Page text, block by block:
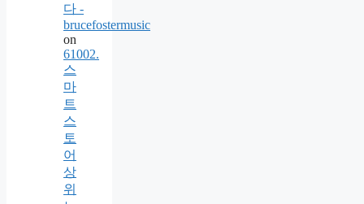
다 -
brucefostermusic
on
61002.
스
마
트
스
토
어
상
위